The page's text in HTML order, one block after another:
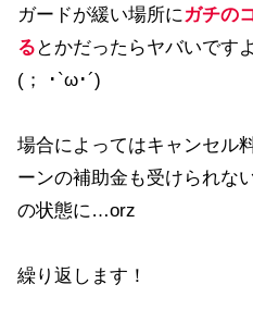
ガードが緩い場所にガチの
る とかだったらヤバいです
(； ･`ω･´)
場合によってはキャンセル
ーンの補助金も受けられな
の状態に…orz
繰り返します！